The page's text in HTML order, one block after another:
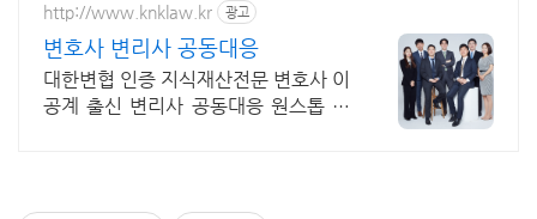
http://www.knklaw.kr 광고
변호사 변리사 공동대응
대한변협 인증 지식재산전문 변호사 이
공계 출신 변리사 공동대응 원스톱 서